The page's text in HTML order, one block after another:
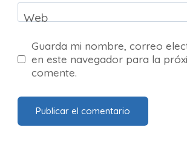
Web
Guarda mi nombre, correo
en este navegador para la
comente.